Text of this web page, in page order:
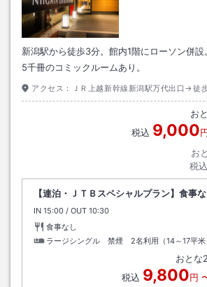
新潟駅から徒歩3分。館内1階にローソン併
5千冊のコミックルームあり。
アクセス： ＪＲ上越新幹線新潟駅万代出口→徒
お
税込 9,000
お
税込
【連泊・ＪＴＢスペシャルプラン】食事
IN チェックイン
15:00 / OUT チェックアウト
10:30
食事なし
ラージシングル 禁煙 2名利用（14～17平米
おとな2
税込 9,800円